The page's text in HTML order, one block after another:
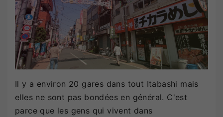
Il y a environ 20 gares dans tout Itabashi mais
elles ne sont pas bondées en général. C'est
parce que les gens qui vivent dans